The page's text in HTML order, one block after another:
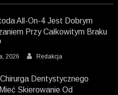
All-On-4 Jest Dobrym
Przy Całkowitym Braku
2026 Redakcja
Dentystycznego
Skierowanie Od